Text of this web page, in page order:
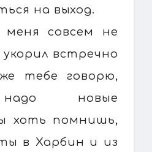
на выход.
совсем не
встречно
тебе говорю,
новые
хоть помнишь,
в Харбин и из